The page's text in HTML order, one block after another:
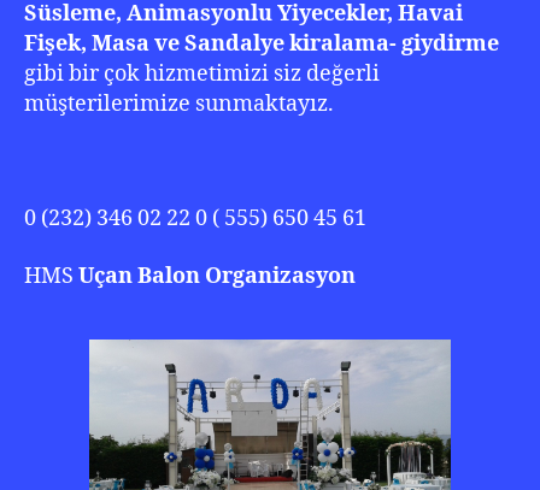
Süsleme, Animasyonlu Yiyecekler, Havai
Fişek, Masa ve Sandalye kiralama- giydirme
gibi bir çok hizmetimizi siz değerli
müşterilerimize sunmaktayız.
0 (232) 346 02 22 0 ( 555) 650 45 61
HMS Uçan Balon Organizasyon